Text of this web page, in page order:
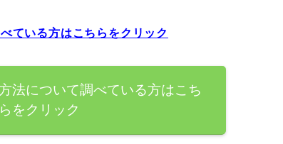
ている方はこちらをクリック
法について調べている方はこち
らをクリック